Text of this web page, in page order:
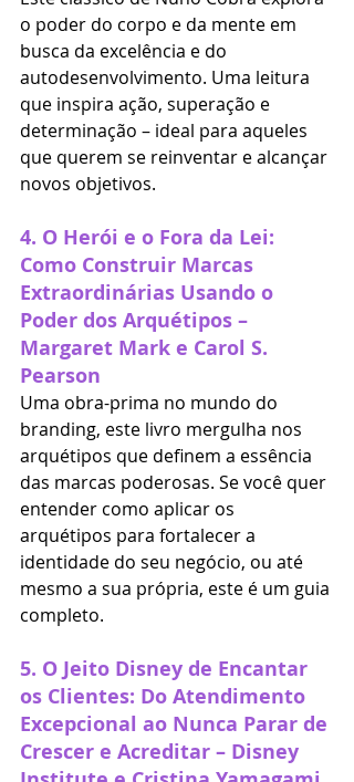
o poder do corpo e da mente em
busca da excelência e do
autodesenvolvimento. Uma leitura
que inspira ação, superação e
determinação – ideal para aqueles
que querem se reinventar e alcançar
novos objetivos.
4. O Herói e o Fora da Lei:
Como Construir Marcas
Extraordinárias Usando o
Poder dos Arquétipos –
Margaret Mark e Carol S.
Pearson
Uma obra-prima no mundo do
branding, este livro mergulha nos
arquétipos que definem a essência
das marcas poderosas. Se você quer
entender como aplicar os
arquétipos para fortalecer a
identidade do seu negócio, ou até
mesmo a sua própria, este é um guia
completo.
5. O Jeito Disney de Encantar
os Clientes: Do Atendimento
Excepcional ao Nunca Parar de
Crescer e Acreditar – Disney